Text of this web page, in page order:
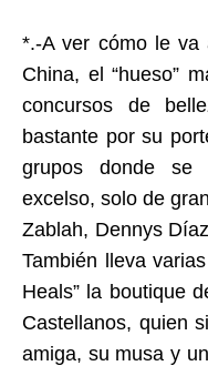
*.-A ver cómo le
China, el “hueso”
concursos de
bastante por su
grupos donde
excelso, solo de
Zablah, Dennys
También lleva
Heals” la boutique
Castellanos, quien
amiga, su musa y